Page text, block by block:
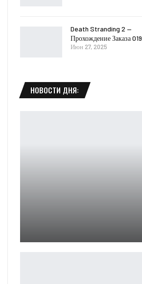
Death Stranding 2 —
Прохождение Заказа 019
Июн 27, 2025
НОВОСТИ ДНЯ: